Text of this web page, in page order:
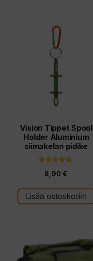
Vision Tippet Spool
Holder Aluminium
siimakelan pidike
5:stä
8,90 €
Lisää ostoskoriin